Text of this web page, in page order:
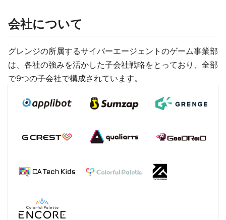
会社について
グレンジの所属するサイバーエージェントのゲーム事業部
は、各社の強みを活かした子会社戦略をとっており、全部
で9つの子会社で構成されています。